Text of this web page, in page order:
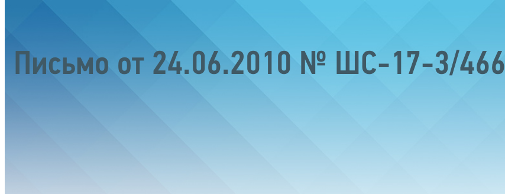
Письмо от 24.06.2010 № ШС-17-3/466